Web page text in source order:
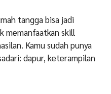
tangga bisa jadi
memanfaatkan skill
Kamu sudah punya
dapur, keterampilan